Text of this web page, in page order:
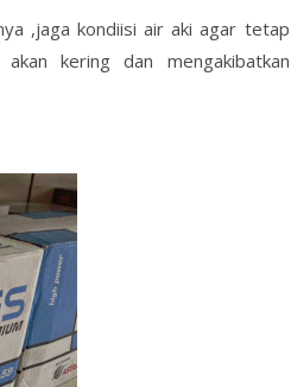
,jaga kondiisi air aki agar tetap
kering dan mengakibatkan